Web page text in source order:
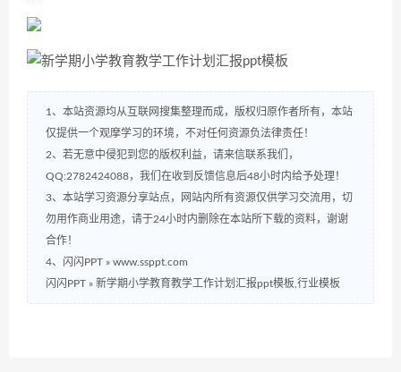
1、本站资源均从互联网搜集整理而成，版权归原作者所有，本站
仅提供一个观摩学习的环境，不对任何资源负法律责任！
2、若无意中侵犯到您的版权利益，请来信联系我们，
QQ:2782424088，我们在收到反馈信息后48小时内给予处理！
3、本站学习资源分享站点，网站内所有资源仅供学习交流用，切
勿用作商业用途，请于24小时内删除在本站所下载的资料，谢谢
合作！
4、闪闪PPT » www.ssppt.com
闪闪PPT » 新学期小学教育教学工作计划汇报ppt模板,行业模板